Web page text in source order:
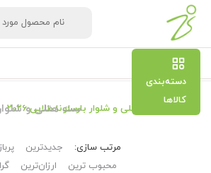
دسته‌بندی
کالاها
ست هتلی و شلوار
ست هتلی و شلوار بارسلونا طلایی 2026
مرتب‌ سازی: جدیدترین
محبوب ترین
ارزان‌ترین